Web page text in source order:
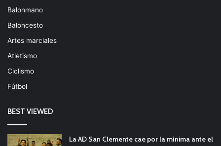
Balonmano
Baloncesto
Artes marciales
Atletismo
Ciclismo
Fútbol
BEST VIEWED
La AD San Clemente cae por la mínima ante el